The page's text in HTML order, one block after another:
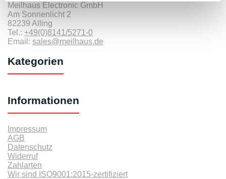
Meilhaus Electronic GmbH
Am Sonnenlicht 2
82239 Alling
Tel.: +49(0)8141/5271-0
Email: sales@meilhaus.de
Kategorien
Informationen
Impressum
AGB
Datenschutz
Widerruf
Zahlarten
Wir sind ISO9001:2015-zertifiziert